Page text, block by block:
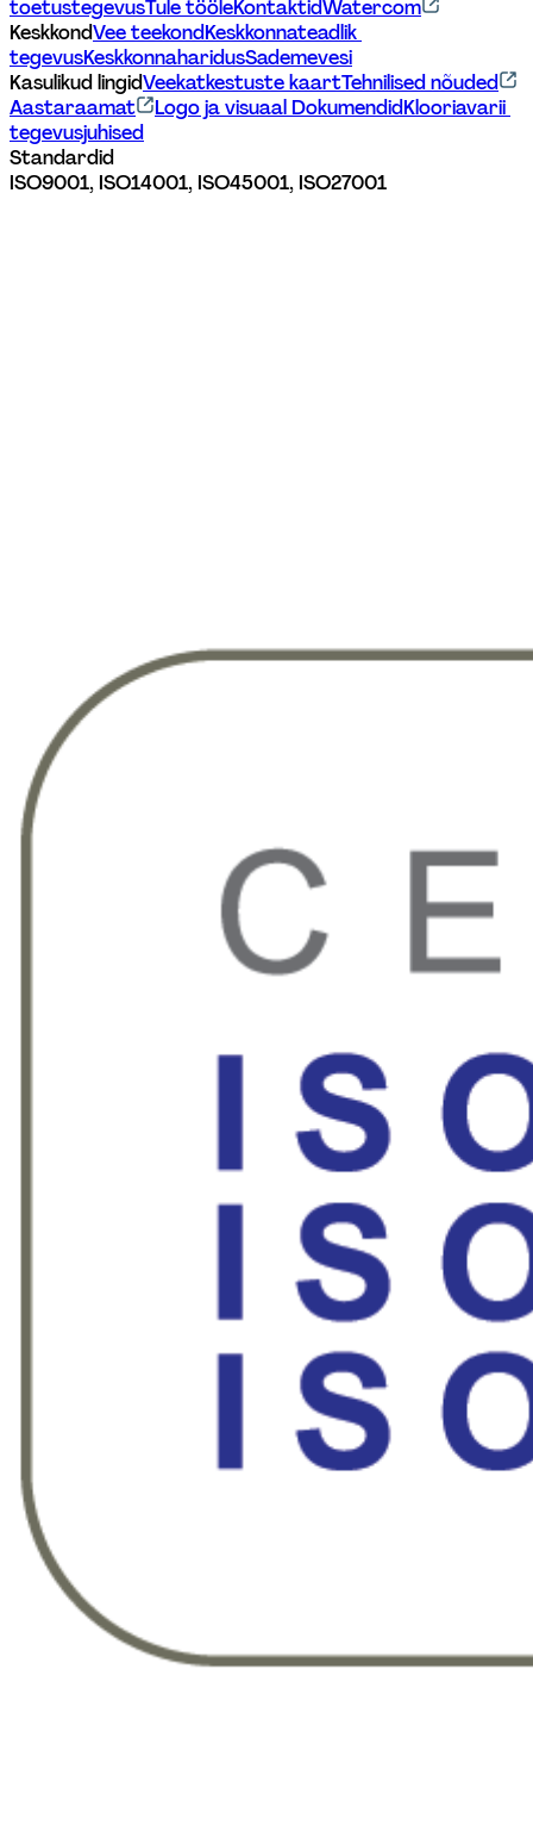
toetustegevusTule tööleKontaktidWatercom
KeskkondVee teekondKeskkonnateadlik
tegevusKeskkonnaharidusSademevesi
Kasulikud lingidVeekatkestuste kaartTehnilised nõuded
Aastaraamat
Logo ja visuaal DokumendidKlooriavarii
tegevusjuhised
Standardid
ISO9001, ISO14001, ISO45001, ISO27001